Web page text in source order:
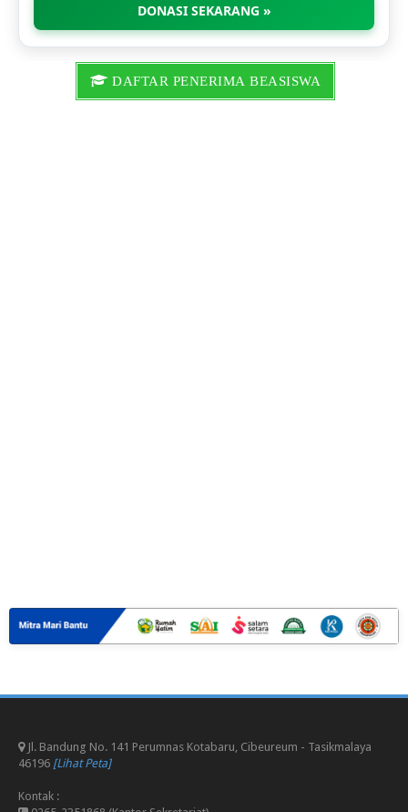
DONASI SEKARANG »
DAFTAR PENERIMA BEASISWA
Jl. Bandung No. 141 Perumnas Kotabaru, Cibeureum - Tasikmalaya
46196 [Lihat Peta]
Kontak :